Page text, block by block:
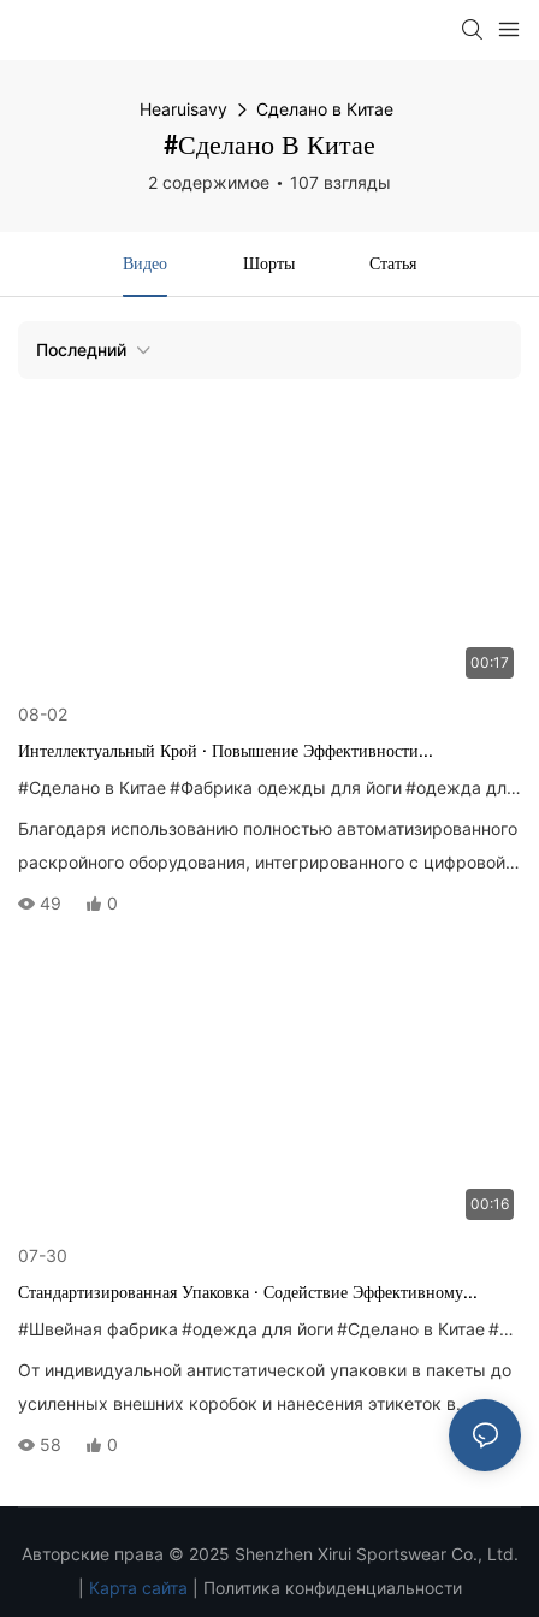
Hearuisavy Сделано в Китае
#Сделано В Китае
2 содержимое 107 взгляды
Видео Шорты Статья
Последний
00:17
08-02
Интеллектуальный Крой · Повышение Эффективности
#Сделано в Китае#Фабрика одежды для йоги#одежда для йоги
Благодаря использованию полностью автоматизированного
раскройного оборудования, интегрированного с цифровой
интеллектуальной системой раскроя, мы обеспечиваем
49 0
00:16
07-30
Стандартизированная Упаковка · Содействие Эффективному
Внешнеторговому Обороту
#Швейная фабрика #одежда для йоги#Сделано в Китае#Бюстгальтер для йоги
От индивидуальной антистатической упаковки в пакеты до
усиленных внешних коробок и нанесения этикеток в
соответствии со стандартами, каждое изделие для йоги
проходит тщательный процесс упаковки. Благодаря нашим
профессиональным упаковочным решениям мы
время международной доставки.
58 0
Авторские права © 2025 Shenzhen Xirui Sportswear Co., Ltd.
Карта сайта Политика конфиденциальности